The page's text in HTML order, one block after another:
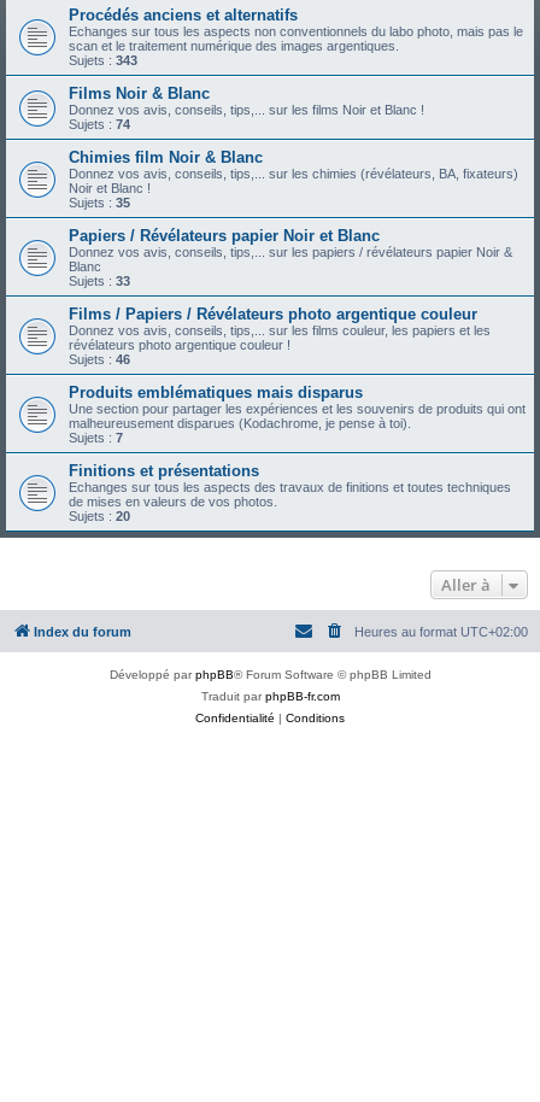
Procédés anciens et alternatifs
Echanges sur tous les aspects non conventionnels du labo photo, mais pas le
scan et le traitement numérique des images argentiques.
Sujets : 343
Films Noir & Blanc
Donnez vos avis, conseils, tips,... sur les films Noir et Blanc !
Sujets : 74
Chimies film Noir & Blanc
Donnez vos avis, conseils, tips,... sur les chimies (révélateurs, BA, fixateurs)
Noir et Blanc !
Sujets : 35
Papiers / Révélateurs papier Noir et Blanc
Donnez vos avis, conseils, tips,... sur les papiers / révélateurs papier Noir &
Blanc
Sujets : 33
Films / Papiers / Révélateurs photo argentique couleur
Donnez vos avis, conseils, tips,... sur les films couleur, les papiers et les
révélateurs photo argentique couleur !
Sujets : 46
Produits emblématiques mais disparus
Une section pour partager les expériences et les souvenirs de produits qui ont
malheureusement disparues (Kodachrome, je pense à toi).
Sujets : 7
Finitions et présentations
Echanges sur tous les aspects des travaux de finitions et toutes techniques
de mises en valeurs de vos photos.
Sujets : 20
Aller à
Index du forum Heures au format UTC+02:00
Développé parphpBB® Forum Software © phpBB Limited
Traduit parphpBB-fr.com
Confidentialité | Conditions